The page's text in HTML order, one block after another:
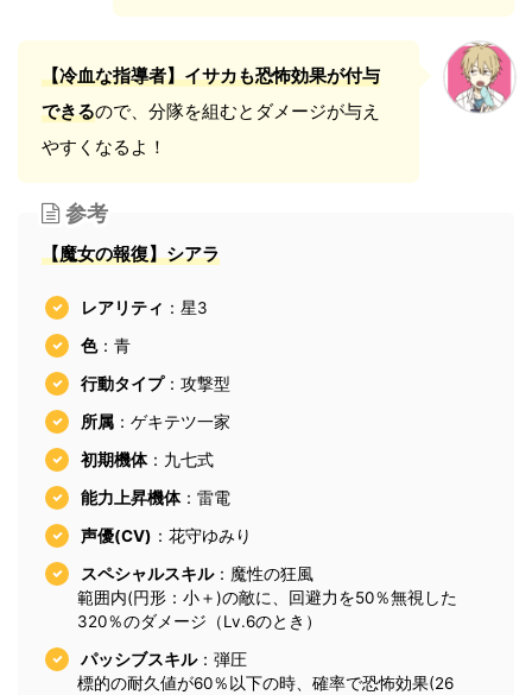
【冷血な指導者】イサカも恐怖効果が付与
できるので、分隊を組むとダメージが与え
やすくなるよ！
参考
【魔女の報復】シアラ
レアリティ ：星3
色：青
行動タイプ：攻撃型
所属 ：ゲキテツ一家
初期機体：九七式
能力上昇機体：雷電
声優(CV) ：花守ゆみり
スペシャルスキル：魔性の狂風
範囲内(円形：小＋)の敵に、回避力を50％無視した
320％のダメージ（Lv.6のとき）
パッシブスキル：弾圧
標的の耐久値が60％以下の時、確率で恐怖効果(26